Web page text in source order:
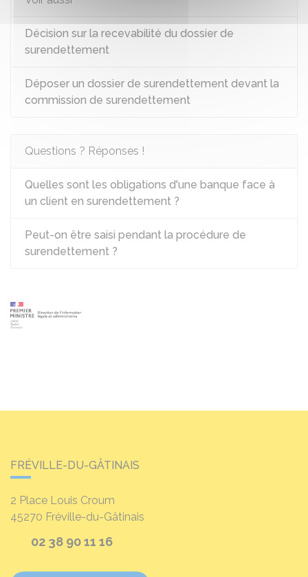
Décision sur la recevabilité du dossier de
surendettement
Déposer un dossier de surendettement devant la
commission de surendettement
Questions ? Réponses !
Quelles sont les obligations d'une banque face à
un client en surendettement ?
Peut-on être saisi pendant la procédure de
surendettement ?
FRÉVILLE-DU-GÂTINAIS
2 Place Louis Croum
45270 Fréville-du-Gâtinais
02 38 90 11 16